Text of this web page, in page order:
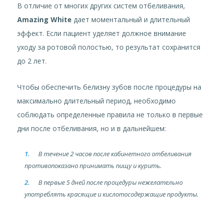
В отличие от многих других систем отбеливания,
Amazing White дает моментальный и длительный
эффект. Если пациент уделяет должное внимание
уходу за ротовой полостью, то результат сохранится
до 2 лет.
Чтобы обеспечить белизну зубов после процедуры на
максимально длительный период, необходимо
соблюдать определенные правила не только в первые
дни после отбеливания, но и в дальнейшем:
В течение 2 часов после кабинетного отбеливания
противопоказано принимать пищу и курить.
В первые 5 дней после процедуры нежелательно
употреблять красящие и кислотосодержащие продукты.